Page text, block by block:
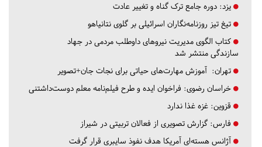
یزد: دوره جامع ترک گناه و تغییر عادت
تیغ تیز روزنامه‌نگاران اسرائیلی بر گلوی نتانیاهو
کتاب الگوی مدیریت نیروهای داوطلب مردمی در جهاد
سازندگی منتشر شد
تهران: آموزش مهارت‌های حیاتی برای نجات جان+تصویر
خراسان رضوی: فراخوان ایده و طرح فیلم‌نامه معلم دوست‌داشتنی
قزوین: غزه غذا ندارد
فارس: گزارش تصویری از فعالان تربیتی در شیراز
آژانس هسته‌ای آمریکا هدف نفوذ سایبری قرار گرفت